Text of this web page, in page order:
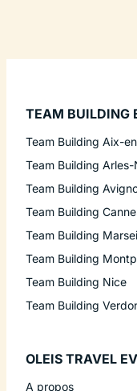
TEAM BUILDING
Team Building Aix-
Team Building
Team Building
Team Building
Team Building
Team Building
Team Building Nice
Team Building
OLEIS TRAVEL
A propos